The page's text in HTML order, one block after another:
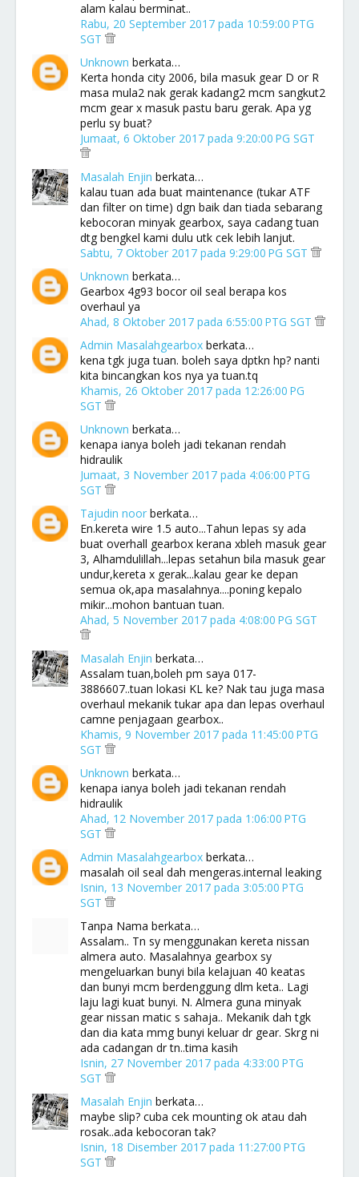
alam kalau berminat..
Rabu, 20 September 2017 pada 10:59:00 PTG
SGT
Unknown berkata…
Kerta honda city 2006, bila masuk gear D or R
masa mula2 nak gerak kadang2 mcm sangkut2
mcm gear x masuk pastu baru gerak. Apa yg
perlu sy buat?
Jumaat, 6 Oktober 2017 pada 9:20:00 PG SGT
Masalah Enjin berkata…
kalau tuan ada buat maintenance (tukar ATF
dan filter on time) dgn baik dan tiada sebarang
kebocoran minyak gearbox, saya cadang tuan
dtg bengkel kami dulu utk cek lebih lanjut.
Sabtu, 7 Oktober 2017 pada 9:29:00 PG SGT
Unknown berkata…
Gearbox 4g93 bocor oil seal berapa kos
overhaul ya
Ahad, 8 Oktober 2017 pada 6:55:00 PTG SGT
Admin Masalahgearbox berkata…
kena tgk juga tuan. boleh saya dptkn hp? nanti
kita bincangkan kos nya ya tuan.tq
Khamis, 26 Oktober 2017 pada 12:26:00 PG
SGT
Unknown berkata…
kenapa ianya boleh jadi tekanan rendah
hidraulik
Jumaat, 3 November 2017 pada 4:06:00 PTG
SGT
Tajudin noor berkata…
En.kereta wire 1.5 auto...Tahun lepas sy ada
buat overhall gearbox kerana xbleh masuk gear
3, Alhamdulillah...lepas setahun bila masuk gear
undur,kereta x gerak...kalau gear ke depan
semua ok,apa masalahnya....poning kepalo
mikir...mohon bantuan tuan.
Ahad, 5 November 2017 pada 4:08:00 PG SGT
Masalah Enjin berkata…
Assalam tuan,boleh pm saya 017-
3886607..tuan lokasi KL ke? Nak tau juga masa
overhaul mekanik tukar apa dan lepas overhaul
camne penjagaan gearbox..
Khamis, 9 November 2017 pada 11:45:00 PTG
SGT
Unknown berkata…
kenapa ianya boleh jadi tekanan rendah
hidraulik
Ahad, 12 November 2017 pada 1:06:00 PTG
SGT
Admin Masalahgearbox berkata…
masalah oil seal dah mengeras.internal leaking
Isnin, 13 November 2017 pada 3:05:00 PTG
SGT
Tanpa Nama berkata…
Assalam.. Tn sy menggunakan kereta nissan
almera auto. Masalahnya gearbox sy
mengeluarkan bunyi bila kelajuan 40 keatas
dan bunyi mcm berdenggung dlm keta.. Lagi
laju lagi kuat bunyi. N. Almera guna minyak
gear nissan matic s sahaja.. Mekanik dah tgk
dan dia kata mmg bunyi keluar dr gear. Skrg ni
ada cadangan dr tn..tima kasih
Isnin, 27 November 2017 pada 4:33:00 PTG
SGT
Masalah Enjin berkata…
maybe slip? cuba cek mounting ok atau dah
rosak..ada kebocoran tak?
Isnin, 18 Disember 2017 pada 11:27:00 PTG
SGT